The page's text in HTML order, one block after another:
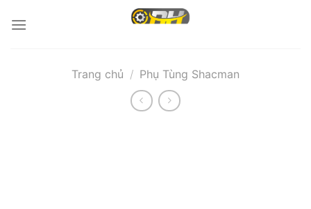
qua
Trang chủ / Phụ Tùng Shacman